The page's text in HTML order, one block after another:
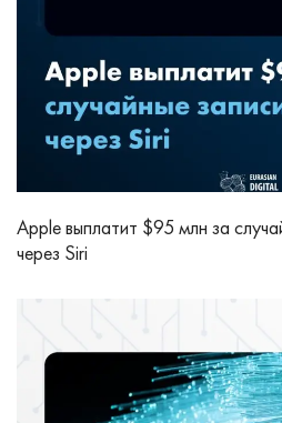
Apple выплатит $95 млн за
через Siri